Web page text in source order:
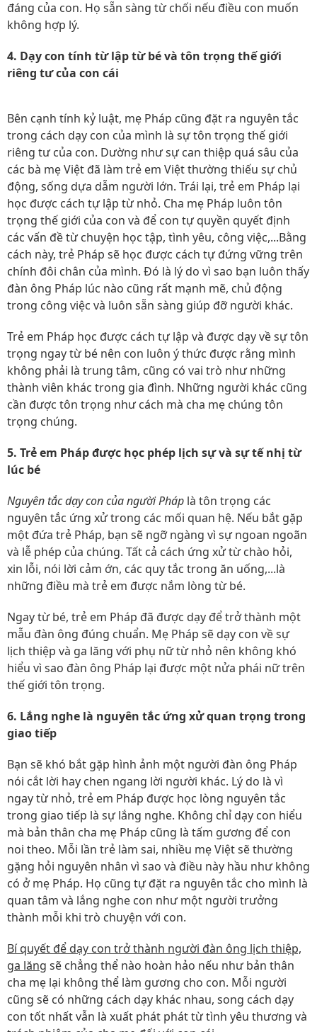
đáng của con. Họ sẵn sàng từ chối nếu điều con muốn
không hợp lý.
4. Dạy con tính từ lập từ bé và tôn trọng thế giới
riêng tư của con cái
Bên cạnh tính kỷ luật, mẹ Pháp cũng đặt ra nguyên tắc
trong cách dạy con của mình là sự tôn trọng thế giới
riêng tư của con. Dường như sự can thiệp quá sâu của
các bà mẹ Việt đã làm trẻ em Việt thường thiếu sự chủ
động, sống dựa dẫm người lớn. Trái lại, trẻ em Pháp lại
học được cách tự lập từ nhỏ. Cha mẹ Pháp luôn tôn
trọng thế giới của con và để con tự quyền quyết định
các vấn đề từ chuyện học tập, tình yêu, công việc,...Bằng
cách này, trẻ Pháp sẽ học được cách tự đứng vững trên
chính đôi chân của mình. Đó là lý do vì sao bạn luôn thấy
đàn ông Pháp lúc nào cũng rất mạnh mẽ, chủ động
trong công việc và luôn sẵn sàng giúp đỡ người khác.
Trẻ em Pháp học được cách tự lập và được dạy về sự tôn
trọng ngay từ bé nên con luôn ý thức được rằng mình
không phải là trung tâm, cũng có vai trò như những
thành viên khác trong gia đình. Những người khác cũng
cần được tôn trọng như cách mà cha mẹ chúng tôn
trọng chúng.
5. Trẻ em Pháp được học phép lịch sự và sự tế nhị từ
lúc bé
Nguyên tắc dạy con của người Pháp là tôn trọng các
nguyên tắc ứng xử trong các mối quan hệ. Nếu bắt gặp
một đứa trẻ Pháp, bạn sẽ ngỡ ngàng vì sự ngoan ngoãn
và lễ phép của chúng. Tất cả cách ứng xử từ chào hỏi,
xin lỗi, nói lời cảm ớn, các quy tắc trong ăn uống,...là
những điều mà trẻ em được nắm lòng từ bé.
Ngay từ bé, trẻ em Pháp đã được dạy để trở thành một
mẫu đàn ông đúng chuẩn. Mẹ Pháp sẽ dạy con về sự
lịch thiệp và ga lăng với phụ nữ từ nhỏ nên không khó
hiểu vì sao đàn ông Pháp lại được một nửa phái nữ trên
thế giới tôn trọng.
6. Lắng nghe là nguyên tắc ứng xử quan trọng trong
giao tiếp
Bạn sẽ khó bắt gặp hình ảnh một người đàn ông Pháp
nói cắt lời hay chen ngang lời người khác. Lý do là vì
ngay từ nhỏ, trẻ em Pháp được học lòng nguyên tắc
trong giao tiếp là sự lắng nghe. Không chỉ dạy con hiểu
mà bản thân cha mẹ Pháp cũng là tấm gương để con
noi theo. Mỗi lần trẻ làm sai, nhiều mẹ Việt sẽ thường
gặng hỏi nguyên nhân vì sao và điều này hầu như không
có ở mẹ Pháp. Họ cũng tự đặt ra nguyên tắc cho mình là
quan tâm và lắng nghe con như một người trưởng
thành mỗi khi trò chuyện với con.
Bí quyết để dạy con trở thành người đàn ông lịch thiệp,
ga lăng sẽ chẳng thể nào hoàn hảo nếu như bản thân
cha mẹ lại không thể làm gương cho con. Mỗi người
cũng sẽ có những cách dạy khác nhau, song cách dạy
con tốt nhất vẫn là xuất phát phát từ tình yêu thương và